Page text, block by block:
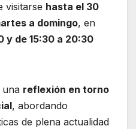
visitarse hasta el 30
a domingo, en
y de 15:30 a 20:30
una reflexión en torno
, abordando
de plena actualidad